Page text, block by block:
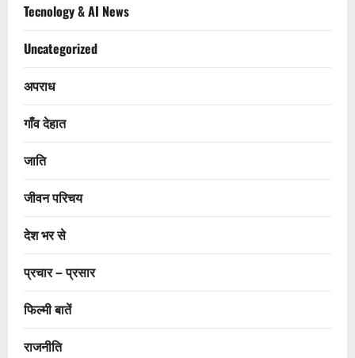
Tecnology & AI News
Uncategorized
अपराध
गाँव देहात
जाति
जीवन परिचय
देश भर से
प्रचार – प्रसार
फिल्मी बातें
राजनीति